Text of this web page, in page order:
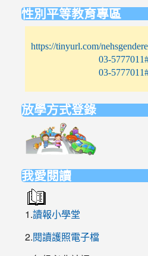
性別平等教育專區
https://tinyurl.com/
03-
03-
放學方式登錄
https://
我愛閱讀
1.讀報小學堂
2.閱讀護照電子檔